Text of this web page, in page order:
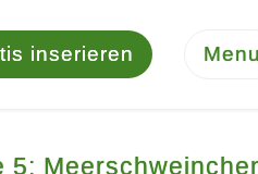
inserieren Menu
5: